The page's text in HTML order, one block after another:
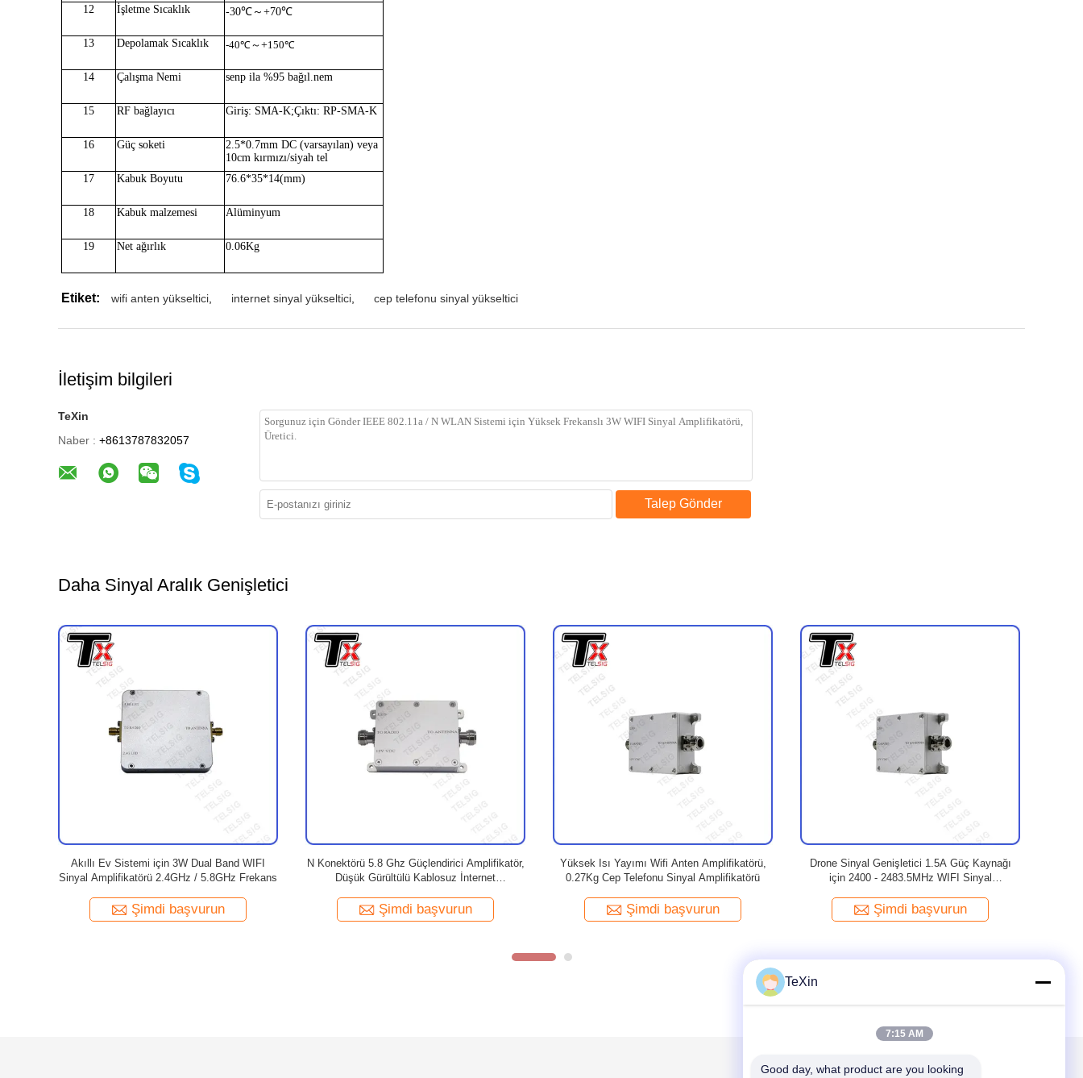
12 İşletme Sıcaklık -30℃～+70℃
13 Depolamak Sıcaklık -40℃～+150℃
14 Çalışma Nemi senp ila %95 bağıl.nem
15 RF bağlayıcı Giriş: SMA-K;Çıktı: RP-SMA-K
16 Güç soketi 2.5*0.7mm DC (varsayılan) veya
10cm kırmızı/siyah tel
17
Kabuk Boyutu 76.6*35*14(mm)
18 Kabuk malzemesi Alüminyum
19 Net ağırlık 0.06Kg
Etiket: wifi anten yükseltici internet sinyal yükseltici cep telefonu sinyal yükseltici
İletişim bilgileri
TeXin
Naber : +8613787832057
Talep Gönder
Daha Sinyal Aralık Genişletici
5W 37dBm WIFI Sinyal Amplifikatörü
Güçlendirici SMA Konnektörü Güçlü Güç
Şimdi başvurun
2.4G 10W WIFI Sinyal Amplifikatörü
Tekrarlayıcı Yüksek Performanslı SGS /
Şimdi başvurun
6V - 18V Giriş Wifi Güçlendirici Amplifikatör,
Yazılım Yok Dış Mekan Wifi Amplifikatör
Şimdi başvurun
Kablosuz Kameralar Wifi Aralığı Amplifikatör,
Alüminyum Kabuk Taşınabilir Wifi Amplifikatör
Şimdi başvurun
TeXin
7:15 AM
Good day, what product are you looking